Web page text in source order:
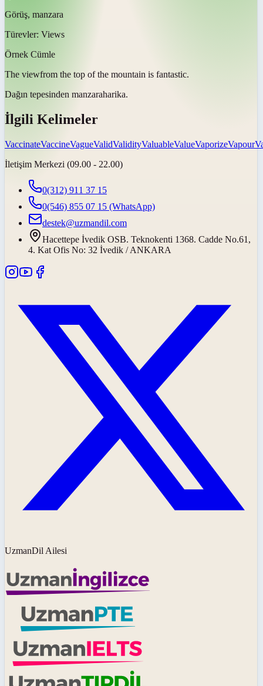
Görüş, manzara
Türevler: Views
Örnek Cümle
The viewfrom the top of the mountain is fantastic.
Dağın tepesinden manzaraharika.
İlgili Kelimeler
VaccinateVaccineVagueValidValidityValuableValueVaporizeVapour
İletişim Merkezi (09.00 - 22.00)
0(312) 911 37 15
0(546) 855 07 15 (WhatsApp)
destek@uzmandil.com
Hacettepe İvedik OSB. Teknokenti 1368. Cadde No.61,
4. Kat Ofis No: 32 İvedik / ANKARA
UzmanDil Ailesi